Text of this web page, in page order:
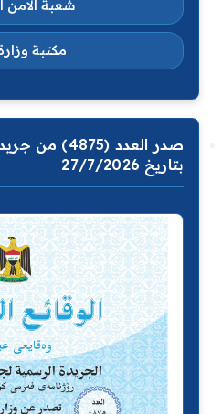
شعبة الامن
مكتبة
صدر العدد
بتاريخ 27/7/2026